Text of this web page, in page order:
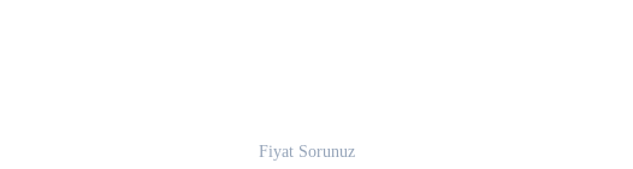
Fiyat Sorunuz